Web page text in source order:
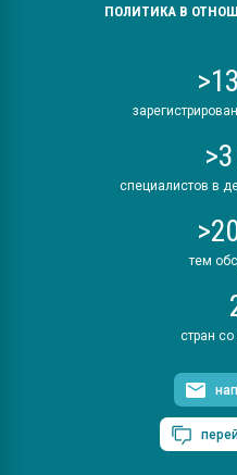
ПОЛИТИКА В
специалистов в
тем
стран